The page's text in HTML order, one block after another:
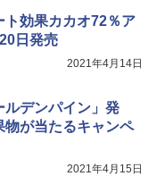
ー ノンフライ調理 簡単
生活 一人暮らし 二人暮
ーオーブン ヘルシオ
ト効果カカオ72％ア
日発売
2021年4月14日
ルデンパイン」発
が当たるキャンペ
2021年4月15日